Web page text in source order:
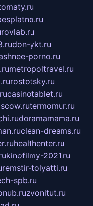
don-ykt.ru
porno.ru
metropoltravel.ru
rostotsky.ru
casinotablet.ru
termomur.ru
doramamama.ru
clean-dreams.ru
healthenter.ru
kinofilmy-2021.ru
remstir-tolyatti.ru
spb.ru
zvonitut.ru